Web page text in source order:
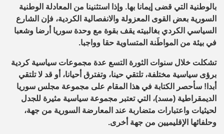
بالوطنية التي قضى إيمانا بها. وإذا استثنينا من المعادلة الوطنية
السورية بعض القوى المعزولة والانفصالية الكردية، فإن الشارع
السياسي الكردي بغالبيته يقف بقوة مع وحدة سوريا أرضا وشعبا
في بيئة من المواطَنة المتساوية حقا وواجبا.
تشكلت خلال سنوات الثورة التسع عدة مجموعات سياسية كردية
برؤى سياسية مختلفة، تلتقي حينا، وتفترق أحيانا، أو قد لا تلتقي
أبدا! سأحصر الكتابة في هذا المقام على مجموعة مجلس سوريا
الديمقراطية (مسد)، التي تعتبر مجموعة سياسية مثيرة للجدل
لحيثيات واعتبارات متضاربة عند المعارضة السورية من جهة،
وحلفائها الإقليميين من جهة أخرى.